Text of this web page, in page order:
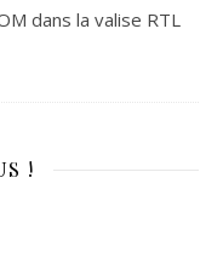
dans la valise RTL
!